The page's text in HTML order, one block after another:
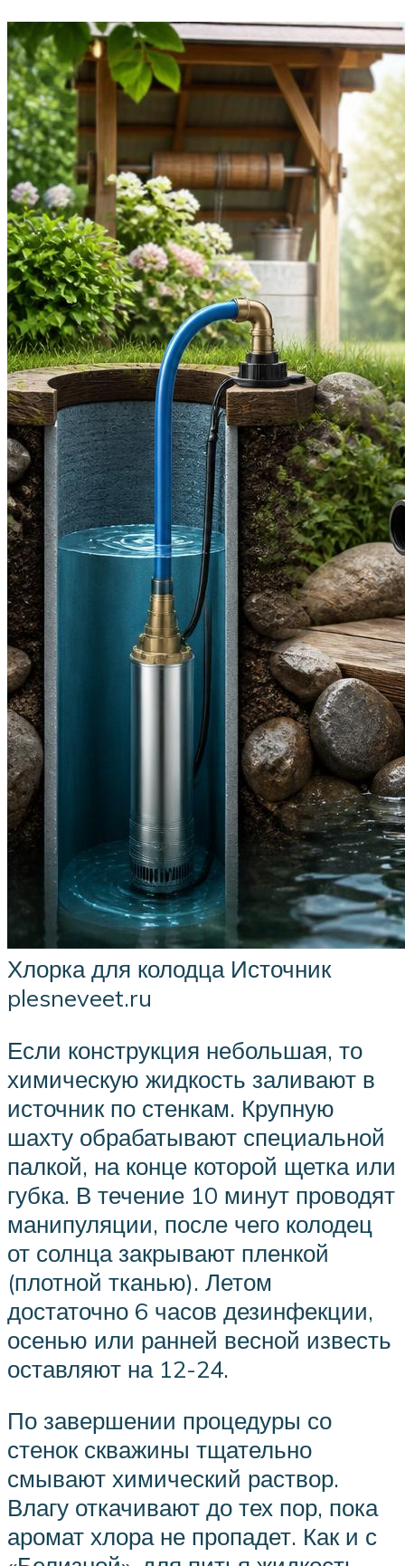
Хлорка для колодца Источник
plesneveet.ru
Если конструкция небольшая, то
химическую жидкость заливают в
источник по стенкам. Крупную
шахту обрабатывают специальной
палкой, на конце которой щетка или
губка. В течение 10 минут проводят
манипуляции, после чего колодец
от солнца закрывают пленкой
(плотной тканью). Летом
достаточно 6 часов дезинфекции,
осенью или ранней весной известь
оставляют на 12-24.
По завершении процедуры со
стенок скважины тщательно
смывают химический раствор.
Влагу откачивают до тех пор, пока
аромат хлора не пропадет. Как и с